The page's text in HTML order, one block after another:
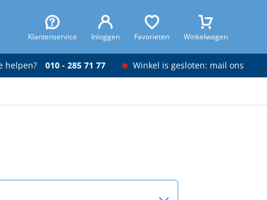
Klantenservice Inloggen Favorieten Winkelwagen
helpen? 010 - 285 71 77 Winkel is gesloten: mail ons